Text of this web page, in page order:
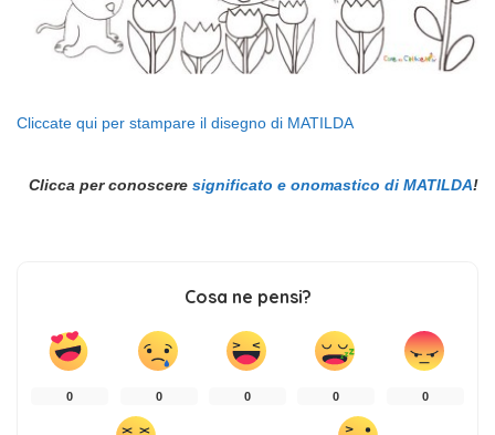
Cliccate qui per stampare il disegno di MATILDA
Clicca per conoscere significato e onomastico di MATILDA!
Cosa ne pensi?
0 0 0 0 0